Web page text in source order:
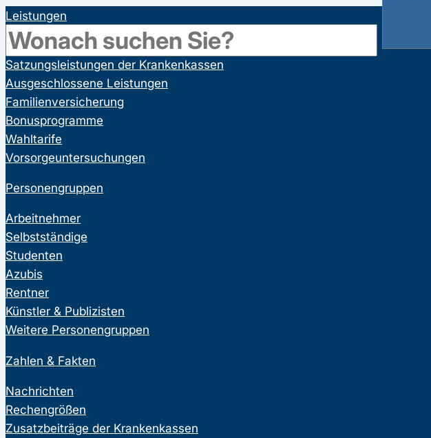
Leistungen
Gesetzliche Leistungen der Krankenkassen
Satzungsleistungen der Krankenkassen
Ausgeschlossene Leistungen
Familienversicherung
Bonusprogramme
Wahltarife
Vorsorgeuntersuchungen
Personengruppen
Arbeitnehmer
Selbstständige
Studenten
Azubis
Rentner
Künstler & Publizisten
Weitere Personengruppen
Zahlen & Fakten
Nachrichten
Rechengrößen
Zusatzbeiträge der Krankenkassen